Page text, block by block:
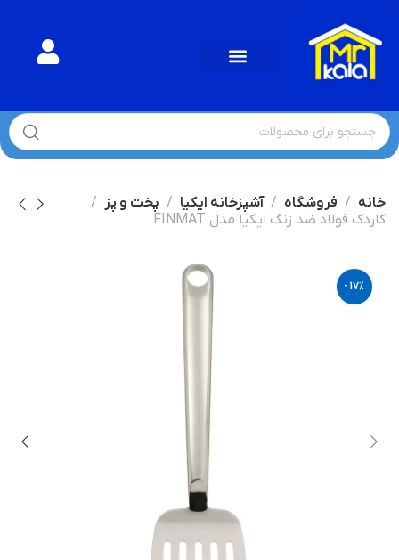
خانه فروشگاه آشپزخانه ایکیا
پخت و پز
کاردک فولاد ضد زنگ ایکیا مدل FINMAT
-17%